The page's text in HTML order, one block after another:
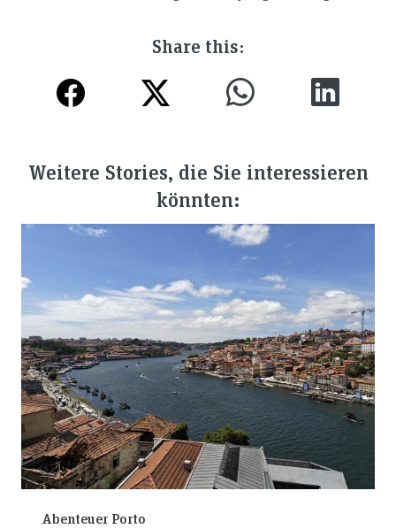
Share this:
Weitere Stories, die Sie interessieren
könnten:
Abenteuer Porto